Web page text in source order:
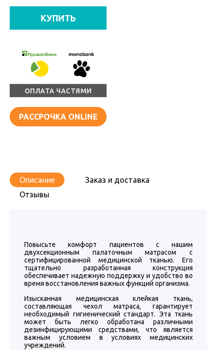
КУПИТЬ
ОПЛАТА ЧАСТЯМИ
РАССРОЧКА ONLINE
Описание
Заказ и доставка
Отзывы
Повысьте комфорт пациентов с нашим
двухсекционным палаточным матрасом с
сертифицированной медицинской тканью. Его
тщательно разработанная конструкция
обеспечивает надежную поддержку и удобство во
время восстановления важных функций организма.
Изысканная медицинская клейкая ткань,
составляющая чехол матраса, гарантирует
необходимый гигиенический стандарт. Эта ткань
может быть легко обработана различными
дезинфицирующими средствами, что является
важным условием в условиях медицинских
учреждений.